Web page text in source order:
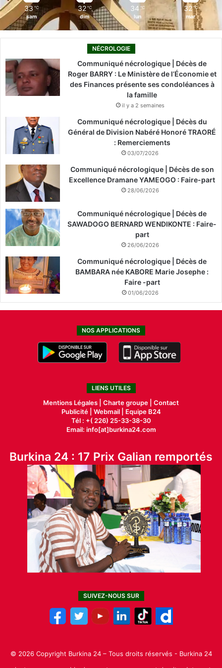
33 ℃
sam
32 ℃
dim
34 ℃
lun
32 ℃
mar
NÉCROLOGIE
Communiqué nécrologique | Décès de
Roger BARRY : Le Ministère de l’Économie et
des Finances présente ses condoléances à
la famille
il y a 2 semaines
Communiqué nécrologique | Décès du
Général de Division Nabéré Honoré TRAORÉ
: Remerciements
03/07/2026
Communiqué nécrologique | Décès de son
Excellence Dramane YAMEOGO : Faire-part
28/06/2026
Communiqué nécrologique | Décès de
SAWADOGO BERNARD WENDIKONTE : Faire-
part
26/06/2026
Communiqué nécrologique | Décès de
BAMBARA née KABORE Marie Josephe :
Faire -part
01/06/2026
NOS APPLICATIONS
LIENS UTILES
Mentions Légales | Charte groupe | Contact
Publicité| Webmail |
Equipe B24
Tél : +( 226) 25-33-38-30
Email: info[at]burkina24.com
Burkina 24 : 17 Prix Galian remportés
SUIVEZ-NOUS SUR
© 2026 Copyright Burkina 24 – Tous droits réservés - Burkina 24